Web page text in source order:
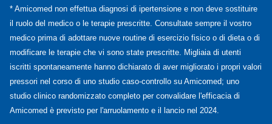
* Amicomed non effettua diagnosi di ipertensione e non deve sostituire
il ruolo del medico o le terapie prescritte. Consultate sempre il vostro
medico prima di adottare nuove routine di esercizio fisico o di dieta o di
modificare le terapie che vi sono state prescritte. Migliaia di utenti
iscritti spontaneamente hanno dichiarato di aver migliorato i propri valori
pressori nel corso di uno studio caso-controllo su Amicomed; uno
studio clinico randomizzato completo per convalidare l'efficacia di
Amicomed è previsto per l'arruolamento e il lancio nel 2024.